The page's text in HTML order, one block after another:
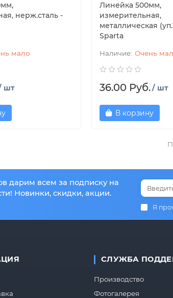
нерж.сталь -
мало
шт
Линейка 500мм,
измерительная,
металлическая
Sparta
Очень
36.00 Руб./ шт
В корзину
дарим всем за подписку на
Новинки, скидки, акции.
Я
СЛУЖБА
Производство
Фотогалерея